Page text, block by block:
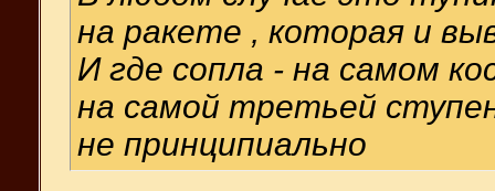
на ракете , которая и
И где сопла - на самом
на самой третьей
не принципиально